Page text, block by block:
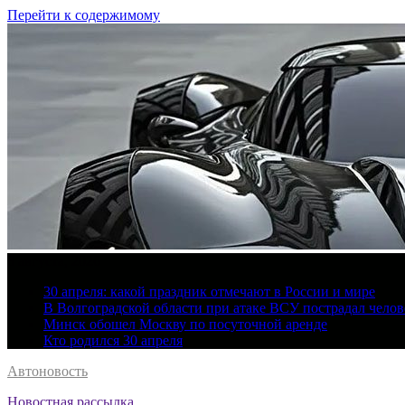
Перейти к содержимому
30 апреля: какой праздник отмечают в России и мире
В Волгоградской области при атаке ВСУ пострадал
Минск обошел Москву по посуточной аренде
Кто родился 30 апреля
Автоновость
Новостная рассылка